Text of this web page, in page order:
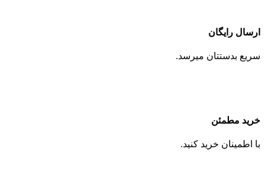
ارسال رایگان
سریع بدستتان میرسد.
خرید مطمئن
با اطمینان خرید کنید.